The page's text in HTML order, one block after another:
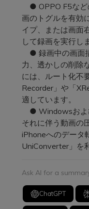
● OPPO F5など
画のトグルを有効
イプ、または画面
して録画を実行し
● 録画中の画面
力、透かしの削除
には、ルート化不
Recorder」や「
適しています。
● Windowsおよ
それに伴う動画の
iPhoneへのデータ
UniConverter」を
Ask AI for a
ChatGPT